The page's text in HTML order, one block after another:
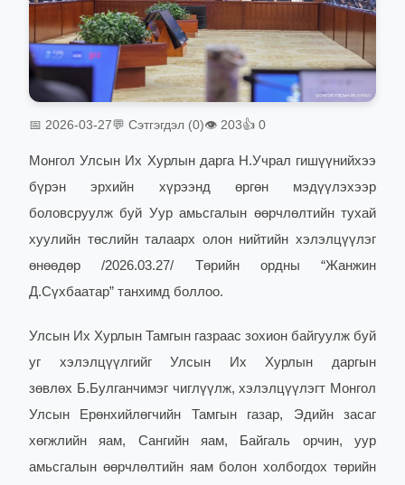
📅 2026-03-27💬 Сэтгэгдэл (0)👁 203👍 0
Монгол Улсын Их Хурлын дарга Н.Учрал гишүүнийхээ
бүрэн эрхийн хүрээнд өргөн мэдүүлэхээр
боловсруулж буй Уур амьсгалын өөрчлөлтийн тухай
хуулийн төслийн талаарх олон нийтийн хэлэлцүүлэг
өнөөдөр /2026.03.27/ Төрийн ордны “Жанжин
Д.Сүхбаатар” танхимд боллоо.
Улсын Их Хурлын Тамгын газраас зохион байгуулж буй
уг хэлэлцүүлгийг Улсын Их Хурлын даргын
зөвлөх Б.Булганчимэг чиглүүлж, хэлэлцүүлэгт Монгол
Улсын Ерөнхийлөгчийн Тамгын газар, Эдийн засаг
хөгжлийн яам, Сангийн яам, Байгаль орчин, уур
амьсгалын өөрчлөлтийн яам болон холбогдох төрийн